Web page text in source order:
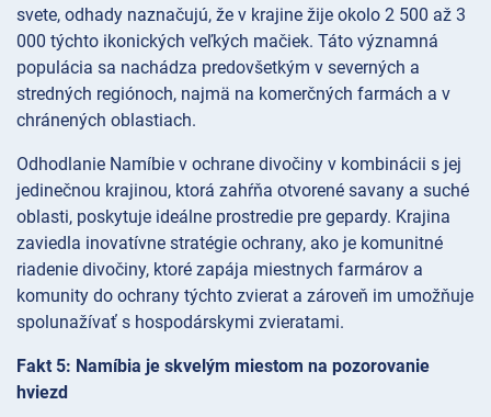
svete, odhady naznačujú, že v krajine žije okolo 2 500 až 3
000 týchto ikonických veľkých mačiek. Táto významná
populácia sa nachádza predovšetkým v severných a
stredných regiónoch, najmä na komerčných farmách a v
chránených oblastiach.
Odhodlanie Namíbie v ochrane divočiny v kombinácii s jej
jedinečnou krajinou, ktorá zahŕňa otvorené savany a suché
oblasti, poskytuje ideálne prostredie pre gepardy. Krajina
zaviedla inovatívne stratégie ochrany, ako je komunitné
riadenie divočiny, ktoré zapája miestnych farmárov a
komunity do ochrany týchto zvierat a zároveň im umožňuje
spolunažívať s hospodárskymi zvieratami.
Fakt 5: Namíbia je skvelým miestom na pozorovanie
hviezd